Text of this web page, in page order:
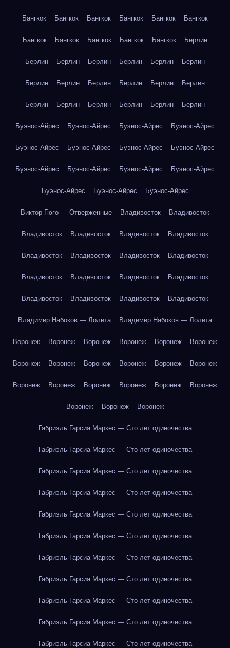
Бангкок Бангкок Бангкок Бангкок Бангкок Бангкок
Бангкок Бангкок Бангкок Бангкок Бангкок Берлин
Берлин Берлин Берлин Берлин Берлин Берлин
Берлин Берлин Берлин Берлин Берлин Берлин
Берлин Берлин Берлин Берлин Берлин Берлин
Буэнос-Айрес Буэнос-Айрес Буэнос-Айрес Буэнос-Айрес
Буэнос-Айрес Буэнос-Айрес Буэнос-Айрес Буэнос-Айрес
Буэнос-Айрес Буэнос-Айрес Буэнос-Айрес Буэнос-Айрес
Буэнос-Айрес Буэнос-Айрес Буэнос-Айрес
Виктор Гюго — Отверженные Владивосток Владивосток
Владивосток Владивосток Владивосток Владивосток
Владивосток Владивосток Владивосток Владивосток
Владивосток Владивосток Владивосток Владивосток
Владивосток Владивосток Владивосток Владивосток
Владимир Набоков — Лолита Владимир Набоков — Лолита
Воронеж Воронеж Воронеж Воронеж Воронеж Воронеж
Воронеж Воронеж Воронеж Воронеж Воронеж Воронеж
Воронеж Воронеж Воронеж Воронеж Воронеж Воронеж
Воронеж Воронеж Воронеж
Габриэль Гарсиа Маркес — Сто лет одиночества
Габриэль Гарсиа Маркес — Сто лет одиночества
Габриэль Гарсиа Маркес — Сто лет одиночества
Габриэль Гарсиа Маркес — Сто лет одиночества
Габриэль Гарсиа Маркес — Сто лет одиночества
Габриэль Гарсиа Маркес — Сто лет одиночества
Габриэль Гарсиа Маркес — Сто лет одиночества
Габриэль Гарсиа Маркес — Сто лет одиночества
Габриэль Гарсиа Маркес — Сто лет одиночества
Габриэль Гарсиа Маркес — Сто лет одиночества
Габриэль Гарсиа Маркес — Сто лет одиночества